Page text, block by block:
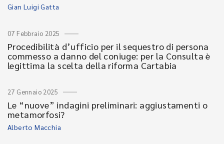
Gian Luigi Gatta
07 Febbraio 2025
Procedibilità d’ufficio per il sequestro di persona
commesso a danno del coniuge: per la Consulta è
legittima la scelta della riforma Cartabia
27 Gennaio 2025
Le “nuove” indagini preliminari: aggiustamenti o
metamorfosi?
Alberto Macchia